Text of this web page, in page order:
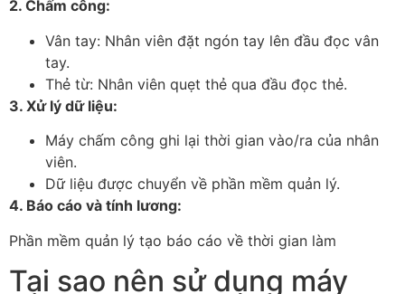
2. Chấm công:
Vân tay: Nhân viên đặt ngón tay lên đầu đọc vân
tay.
Thẻ từ: Nhân viên quẹt thẻ qua đầu đọc thẻ.
3. Xử lý dữ liệu:
Máy chấm công ghi lại thời gian vào/ra của nhân
viên.
Dữ liệu được chuyển về phần mềm quản lý.
4. Báo cáo và tính lương:
Phần mềm quản lý tạo báo cáo về thời gian làm
Tại sao nên sử dụng máy